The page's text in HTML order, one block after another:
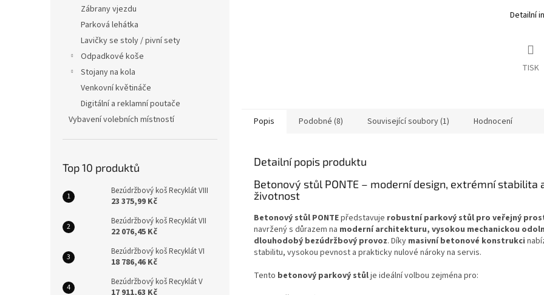
Zábrany vjezdu
Parková lehátka
Lavičky se stoly / pivní sety
Odpadkové koše
Stojany na kola
Venkovní květináče
Digitální a reklamní poutače
Vybavení volebních místností
Top 10 produktů
Bezúdržbový koš Recyklát VIII
23 375,99 Kč
Bezúdržbový koš Recyklát VII
22 076,45 Kč
Bezúdržbový koš Recyklát VI
18 786,46 Kč
Bezúdržbový koš Recyklát V
17 911,63 Kč
Detailní
TISK
Popis Podobné (8) Související soubory (1) Hodnocení
Detailní popis produktu
Betonový stůl PONTE – moderní design, extrémní stabilita
životnost
Betonový stůl PONTEpředstavuje robustní parkový stůl pro veřejný
navržený s důrazem na moderní architekturu, vysokou mechanickou
dlouhodobý bezúdržbový provoz. Díky masivní betonové konstrukci
stabilitu, vysokou pevnost a prakticky nulové nároky na servis.
Tento betonový parkový stůlje ideální volbou zejména pro: